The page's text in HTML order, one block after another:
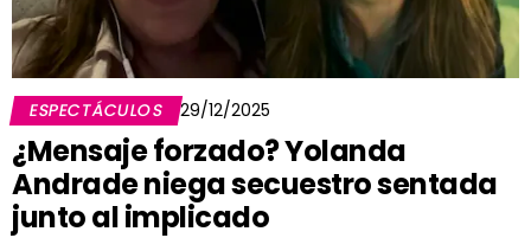
ESPECTÁCULOS 29/12/2025
¿Mensaje forzado? Yolanda
Andrade niega secuestro sentada
junto al implicado